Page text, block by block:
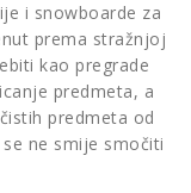
i snowboarde za
prema stražnjoj
kao pregrade
predmeta, a
predmeta od
ne smije smočiti